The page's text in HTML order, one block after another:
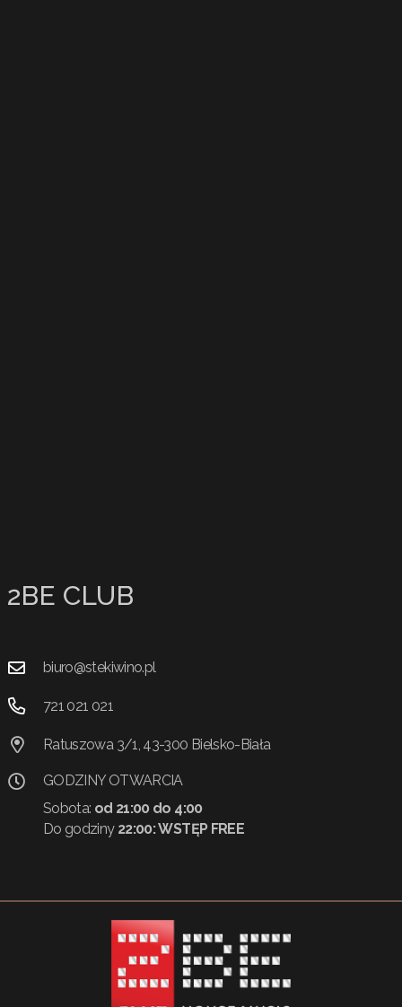
2BE CLUB
biuro@stekiwino.pl
721 021 021
Ratuszowa 3/1, 43-300 Bielsko-Biała
GODZINY OTWARCIA
Sobota: od 21:00 do 4:00
Do godziny 22:00:WSTĘP FREE